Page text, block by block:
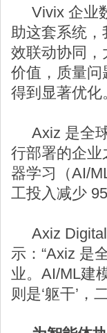
Vivix 企业
助这套系统
效联动协同
价值，质量
得到显著优化
Axiz 是全球
行部署的企
器学习（AI/
工投入减少
Axiz Digital
示：“Axiz 是
业。AI/ML建
则是‘躯干’，